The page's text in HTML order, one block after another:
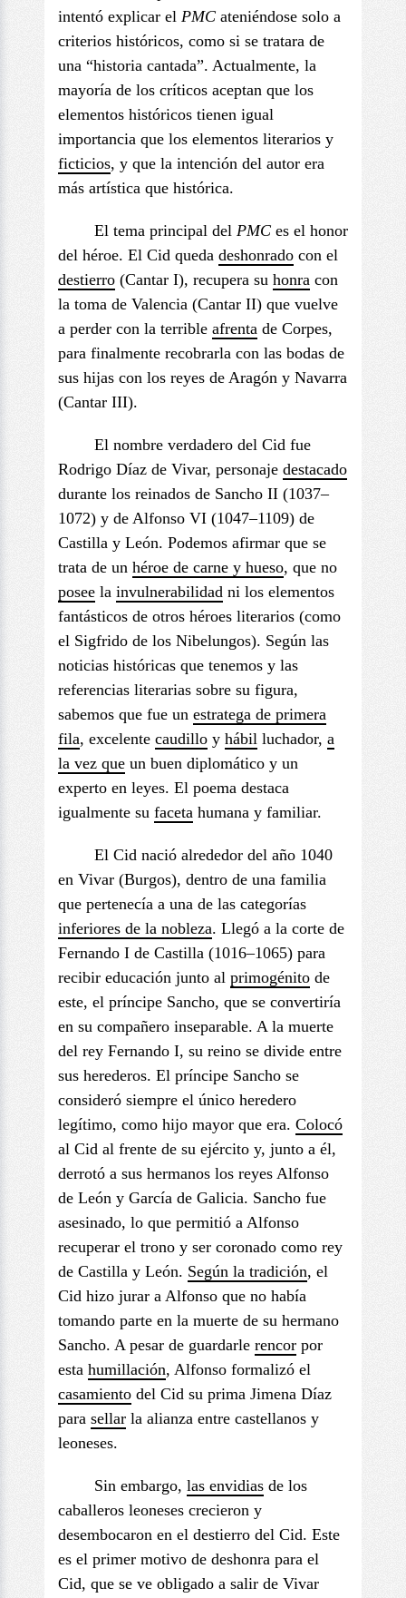
intentó explicar el PMC ateniéndose solo a
criterios históricos, como si se tratara de
una “historia cantada”. Actualmente, la
mayoría de los críticos aceptan que los
elementos históricos tienen igual
importancia que los elementos literarios y
ficticios, y que la intención del autor era
más artística que histórica.
El tema principal del PMC es el honor
del héroe. El Cid queda deshonrado con el
destierro (Cantar I), recupera su honra con
la toma de Valencia (Cantar II) que vuelve
a perder con la terrible afrenta de Corpes,
para finalmente recobrarla con las bodas de
sus hijas con los reyes de Aragón y Navarra
(Cantar III).
El nombre verdadero del Cid fue
Rodrigo Díaz de Vivar, personaje destacado
durante los reinados de Sancho II (1037–
1072) y de Alfonso VI (1047–1109) de
Castilla y León. Podemos afirmar que se
trata de un héroe de carne y hueso, que no
posee la invulnerabilidad ni los elementos
fantásticos de otros héroes literarios (como
el Sigfrido de los Nibelungos). Según las
noticias históricas que tenemos y las
referencias literarias sobre su figura,
sabemos que fue un estratega de primera
fila, excelente caudillo y hábil luchador, a
la vez que un buen diplomático y un
experto en leyes. El poema destaca
igualmente su faceta humana y familiar.
El Cid nació alrededor del año 1040
en Vivar (Burgos), dentro de una familia
que pertenecía a una de las categorías
inferiores de la nobleza. Llegó a la corte de
Fernando I de Castilla (1016–1065) para
recibir educación junto al primogénito de
este, el príncipe Sancho, que se convertiría
en su compañero inseparable. A la muerte
del rey Fernando I, su reino se divide entre
sus herederos. El príncipe Sancho se
consideró siempre el único heredero
legítimo, como hijo mayor que era. Colocó
al Cid al frente de su ejército y, junto a él,
derrotó a sus hermanos los reyes Alfonso
de León y García de Galicia. Sancho fue
asesinado, lo que permitió a Alfonso
recuperar el trono y ser coronado como rey
de Castilla y León. Según la tradición, el
Cid hizo jurar a Alfonso que no había
tomando parte en la muerte de su hermano
Sancho. A pesar de guardarle rencor por
esta humillación, Alfonso formalizó el
casamiento del Cid su prima Jimena Díaz
para sellar la alianza entre castellanos y
leoneses.
Sin embargo, las envidias de los
caballeros leoneses crecieron y
desembocaron en el destierro del Cid. Este
es el primer motivo de deshonra para el
Cid, que se ve obligado a salir de Vivar